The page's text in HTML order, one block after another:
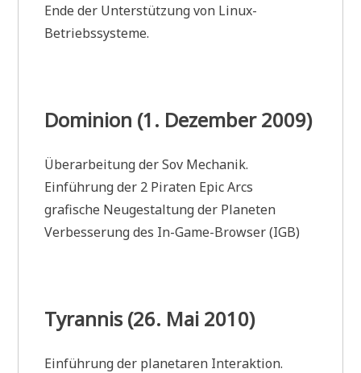
Ende der Unterstützung von Linux-
Betriebssysteme.
Dominion (1. Dezember 2009)
Überarbeitung der Sov Mechanik.
Einführung der 2 Piraten Epic Arcs
grafische Neugestaltung der Planeten
Verbesserung des In-Game-Browser (IGB)
Tyrannis (26. Mai 2010)
Einführung der planetaren Interaktion.